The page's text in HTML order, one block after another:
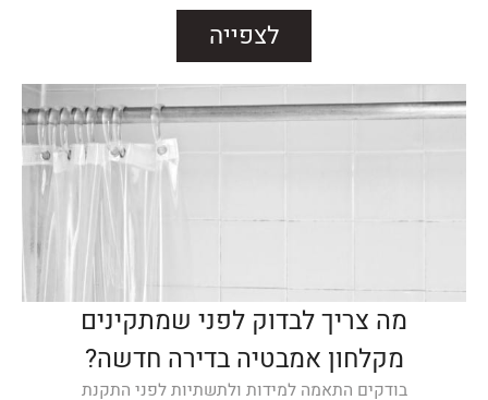
לצפייה
מה צריך לבדוק לפני שמתקינים
מקלחון אמבטיה בדירה חדשה?
בודקים התאמה למידות ולתשתיות לפני התקנת